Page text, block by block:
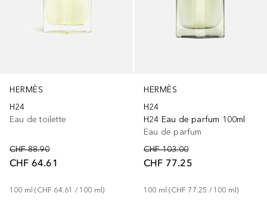
HERMÈS
H24
Eau de toilette
CHF 88.90
CHF 64.61
100 ml (CHF 64.61 / 100 ml)
HERMÈS
H24
H24 Eau de parfum 100ml
Eau de parfum
CHF 103.00
CHF 77.25
100 ml (CHF 77.25 / 100 ml)